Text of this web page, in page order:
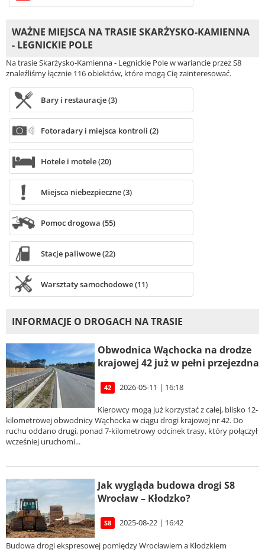
WAŻNE MIEJSCA NA TRASIE SKARŻYSKO-KAMIENNA
- LEGNICKIE POLE
Na trasie Skarżysko-Kamienna - Legnickie Pole w wariancie przez S8
znaleźliśmy łącznie 116 obiektów, które mogą Cię zainteresować.
Bary i restauracje (3)
Fotoradary i miejsca kontroli (2)
Hotele i motele (20)
Miejsca niebezpieczne (3)
Pomoc drogowa (55)
Stacje paliwowe (22)
Warsztaty samochodowe (11)
INFORMACJE O DROGACH NA TRASIE
Obwodnica Wąchocka na drodze
krajowej 42 już w pełni przejezdna
42 2026-05-11 | 16:18
Kierowcy mogą już korzystać z całej, blisko 12-
kilometrowej obwodnicy Wąchocka w ciągu drogi krajowej nr 42. Do
ruchu oddano drugi, ponad 7-kilometrowy odcinek trasy, który połączył
wcześniej uruchomi...
Jak wygląda budowa drogi S8
Wrocław – Kłodzko?
S8 2025-08-22 | 16:42
Budowa drogi ekspresowej pomiędzy Wrocławiem a Kłodzkiem